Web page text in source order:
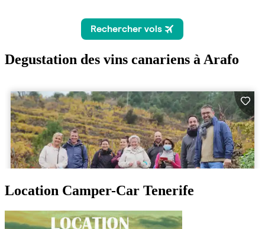
Degustation des vins canariens à Arafo
Location Camper-Car Tenerife